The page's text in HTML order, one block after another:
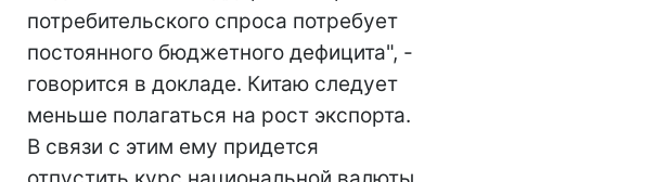
потребительского спроса потребует
постоянного бюджетного дефицита", -
говорится в докладе. Китаю следует
меньше полагаться на рост экспорта.
В связи с этим ему придется